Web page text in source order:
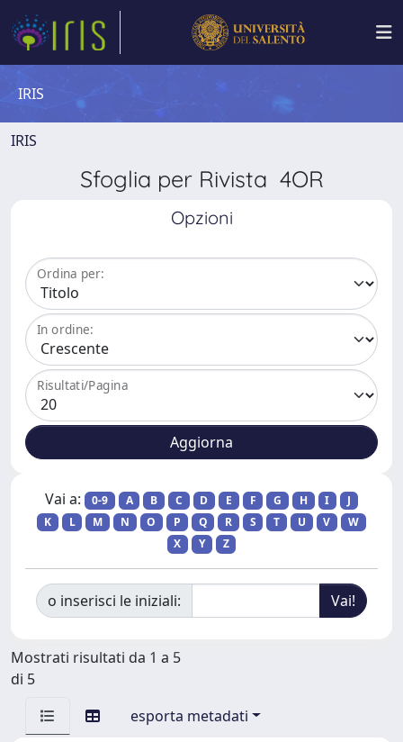
IRIS
IRIS
Sfoglia per Rivista 4OR
Opzioni
Ordina per:
In ordine:
Risultati/Pagina
Vai a: 0-9 A B C D E F G H I
J
K
L M N O P Q R S T U V
W
X
Y Z
o inserisci le iniziali:
Mostrati risultati da 1 a 5
di 5
esporta metadati